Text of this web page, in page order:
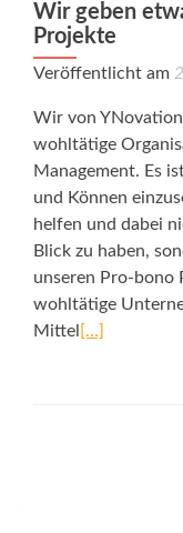
Wir geben
Projekte
Veröffentlicht am
Wir von
wohltätige
Management. Es
und Können
helfen und dabei
Blick zu haben,
unseren Pro-
wohltätige
Mittel […]